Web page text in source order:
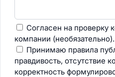
Согласен на проверку
компании (необязательно).
Принимаю правила
правдивость, отсутствие
корректность